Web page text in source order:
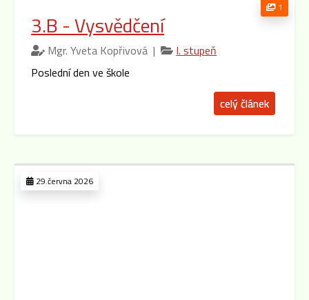
1
3.B - Vysvědčení
Mgr. Yveta Kopřivová |
I. stupeň
Poslední den ve škole
celý článek
29.června 2026